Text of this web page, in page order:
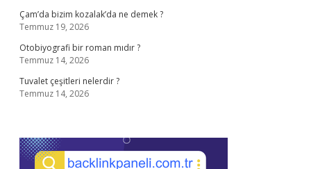
Çam’da bizim kozalak’da ne demek ?
Temmuz 19, 2026
Otobiyografi bir roman mıdır ?
Temmuz 14, 2026
Tuvalet çeşitleri nelerdir ?
Temmuz 14, 2026